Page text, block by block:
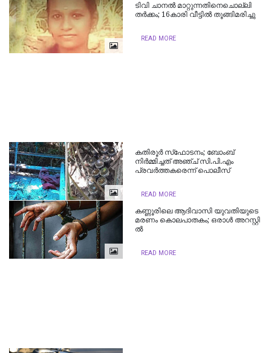
ടിവി ചാനല്‍ മാറ്റുന്നതിനെചൊല്ലി
തര്‍ക്കം; 16കാരി വീട്ടില്‍ തൂങ്ങിമരിച്ചു
READ MORE
കതിരൂ‌ര്‍ സ്‌ഫോടനം; ബോംബ്
നിര്‍മ്മിച്ചത് അഞ്ച് സി.പി.എം
പ്രവര്‍ത്തകരെന്ന് പൊലീസ്
READ MORE
ക​ണ്ണൂ​രി​ലെ ആ​ദി​വാ​സി യു​വ​തി​യു​ടെ
മ​ര​ണം കൊലപാതകം; ഒ​രാ​ള്‍ അ​റ​സ്റ്റി​
ല്‍
READ MORE